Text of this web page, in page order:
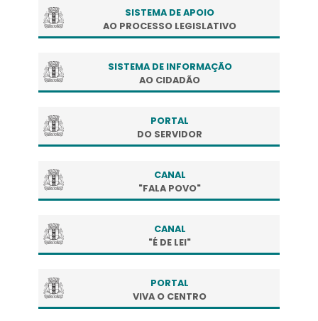
SISTEMA DE APOIO
AO PROCESSO LEGISLATIVO
SISTEMA DE INFORMAÇÃO
AO CIDADÃO
PORTAL
DO SERVIDOR
CANAL
"FALA POVO"
CANAL
"É DE LEI"
PORTAL
VIVA O CENTRO